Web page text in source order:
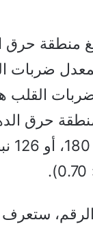
ضربات
منطقة حرق
70
الرقم،